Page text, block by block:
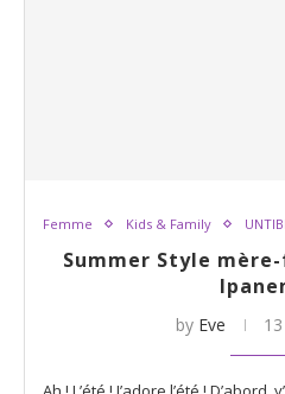
Femme Kids & Family
Summer Style
by Eve